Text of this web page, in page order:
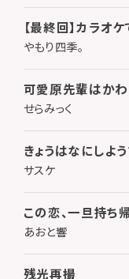
【最終回】カラオ
やもり四季。
可愛原先輩はかわ
せらみっく
きょうはなにしよう
サスケ
この恋、一旦持ち
あおと響
残光再撮